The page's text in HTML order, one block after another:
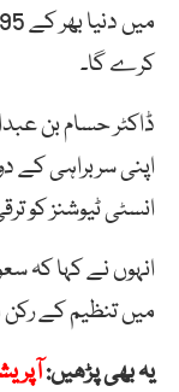
کرے گا۔
ڈاکٹر حسام بن
اپنی سربراہی کے
انسٹی ٹیوشنز کو
میں تنظیم کے
یہ بھی پڑھیں: